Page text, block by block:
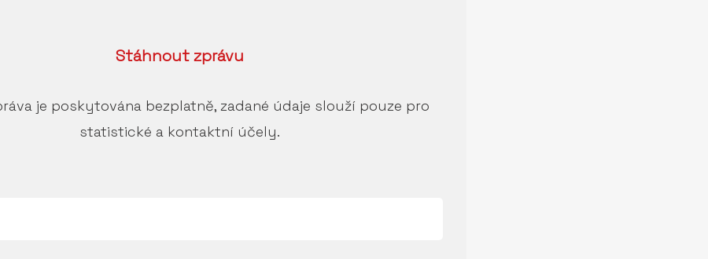
Stáhnoutzprávu
je poskytována bezplatně, zadané údaje slouží pouze pro
statistické a kontaktní účely.